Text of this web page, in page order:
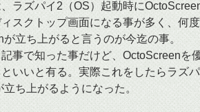
ラズパイ2（OS）起動時に
スクトップ画面になる事が多く、何
が立ち上がると言うのが今迄の事。
事で知った事だけど、OctoScreenを
いいと有る。実際これをしたらラズ
ち上がるようになった。